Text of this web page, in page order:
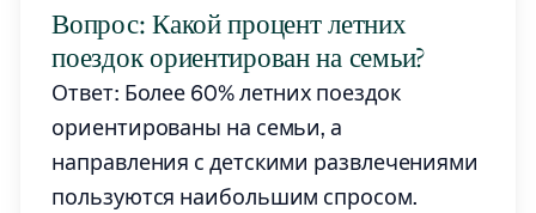
Вопрос: Какой процент летних
поездок ориентирован на семьи?
Ответ: Более 60% летних поездок
ориентированы на семьи, а
направления с детскими развлечениями
пользуются наибольшим спросом.